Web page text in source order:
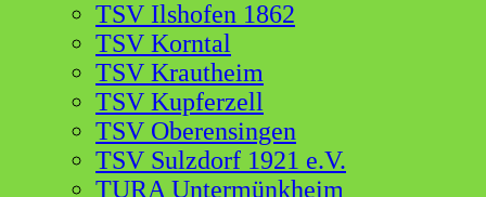
TSV Ilshofen 1862
TSV Korntal
TSV Krautheim
TSV Kupferzell
TSV Oberensingen
TSV Sulzdorf 1921 e.V.
TURA Untermünkheim